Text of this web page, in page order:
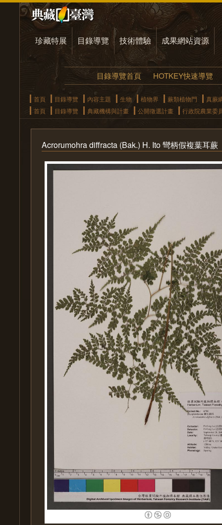
珍藏特展 目錄導覽 技術體驗 成果網站資源
目錄導覽首頁 HOTKEY快速導覽
首頁 目錄導覽 內容主題 生物 植物界 蕨類植物門
真蕨
首頁
目錄導覽 典藏機構與計畫 公開徵選計畫 行政院農業委
Acrorumohra diffracta (Bak.) H. Ito 彎柄假複葉耳蕨